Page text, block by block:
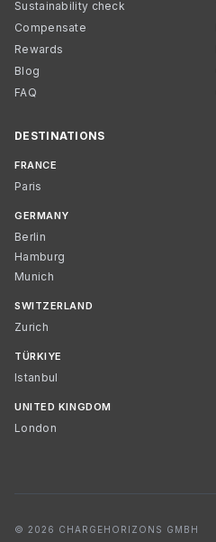
Sustainability check
Compensate
Rewards
Blog
FAQ
DESTINATIONS
FRANCE
Paris
GERMANY
Berlin
Hamburg
Munich
SWITZERLAND
Zurich
TÜRKIYE
Istanbul
UNITED KINGDOM
London
© 2026 CHARGEHORIZONS GMBH